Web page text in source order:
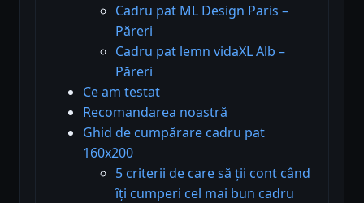
Cadru pat ML Design Paris –
Păreri
Cadru pat lemn vidaXL Alb –
Păreri
Ce am testat
Recomandarea noastră
Ghid de cumpărare cadru pat
160x200
5 criterii de care să ții cont când
îți cumperi cel mai bun cadru